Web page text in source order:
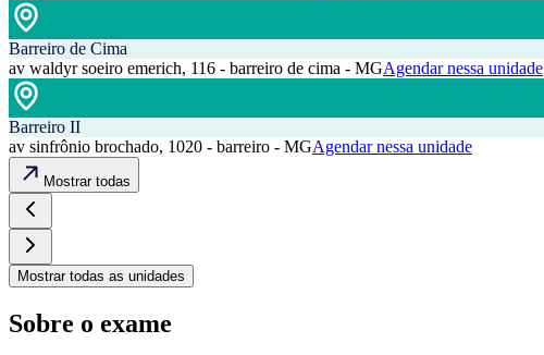
Barreiro de Cima
av waldyr soeiro emerich, 116 - barreiro de cima - MGAgendar nessa unidade
Barreiro II
av sinfrônio brochado, 1020 - barreiro - MGAgendar nessa unidade
Mostrar todas
Mostrar todas as unidades
Sobre o exame